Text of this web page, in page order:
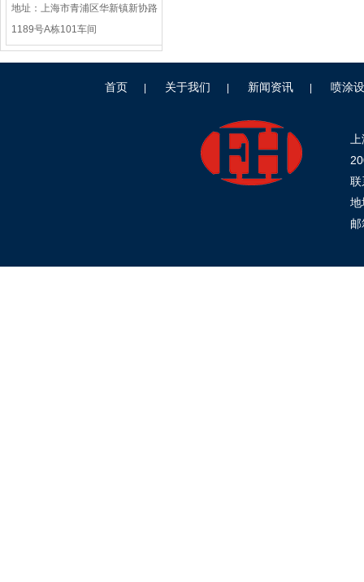
地址：上海市青浦区华新镇新协路
1189号A栋101车间
首页 关于我们 新闻资讯 喷涂
地